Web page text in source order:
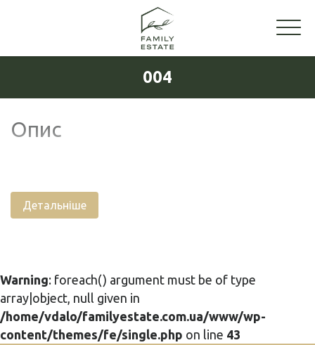
004
Опис
Детальніше
Warning: foreach() argument must be of type
array|object, null given in
/home/vdalo/familyestate.com.ua/www/wp-
content/themes/fe/single.php on line 43